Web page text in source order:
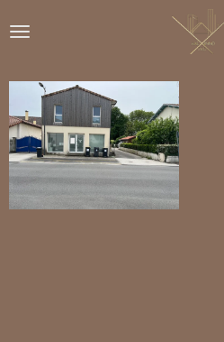
au
principal